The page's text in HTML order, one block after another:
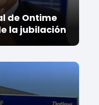
de Ontime
la jubilación